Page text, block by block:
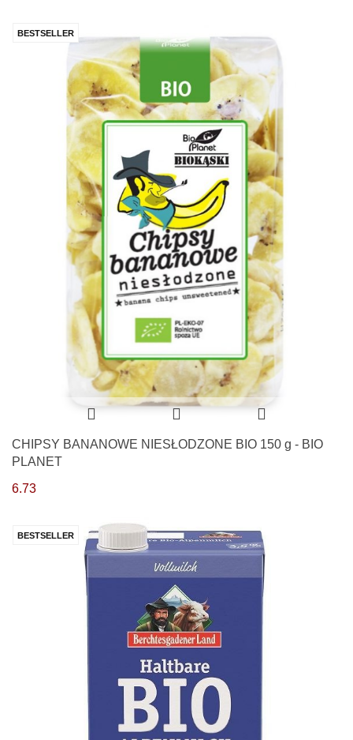
BESTSELLER
CHIPSY BANANOWE NIESŁODZONE BIO 150 g - BIO
PLANET
6.73
BESTSELLER